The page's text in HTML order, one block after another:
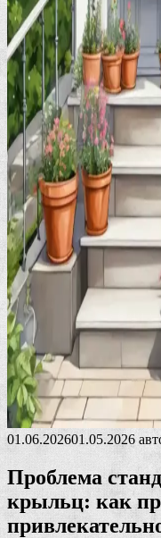
01.06.202601.05.2026
Проблема
крыльц: как